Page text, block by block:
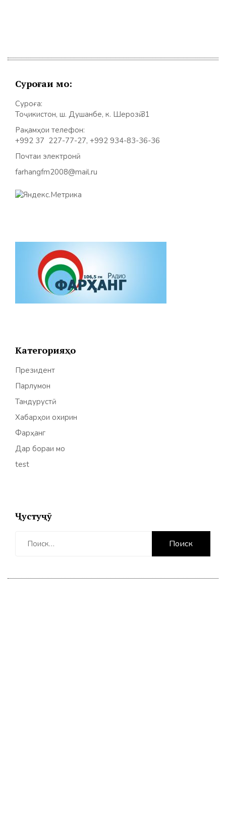
Суроғаи мо:
Суроға:
Тоҷикистон, ш. Душанбе, к. Шерозӣ 31
Рақамҳои телефон:
+992 37 227-77-27, +992 934-83-36-36
Почтаи электронӣ:
farhangfm2008@mail.ru
Категорияҳо
Президент
Парлумон
Тандурустӣ
Хабарҳои охирин
Фарҳанг
Дар бораи мо
test
Ҷустуҷӯ